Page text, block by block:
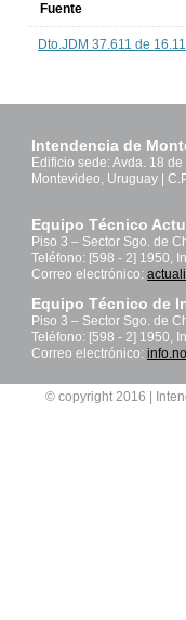
Fuente
Dto.JDM 37.611 de
Intendencia de
Edificio sede: Avda. 18
Montevideo, Uruguay |
Equipo Técnico
Piso 3 – Sector Sgo. de
Teléfono: [598 - 2] 1950,
Correo electrónico:
Equipo Técnico de
Piso 3 – Sector Sgo. de
Teléfono: [598 - 2] 1950,
Correo electrónico:
© copyright 2016 |